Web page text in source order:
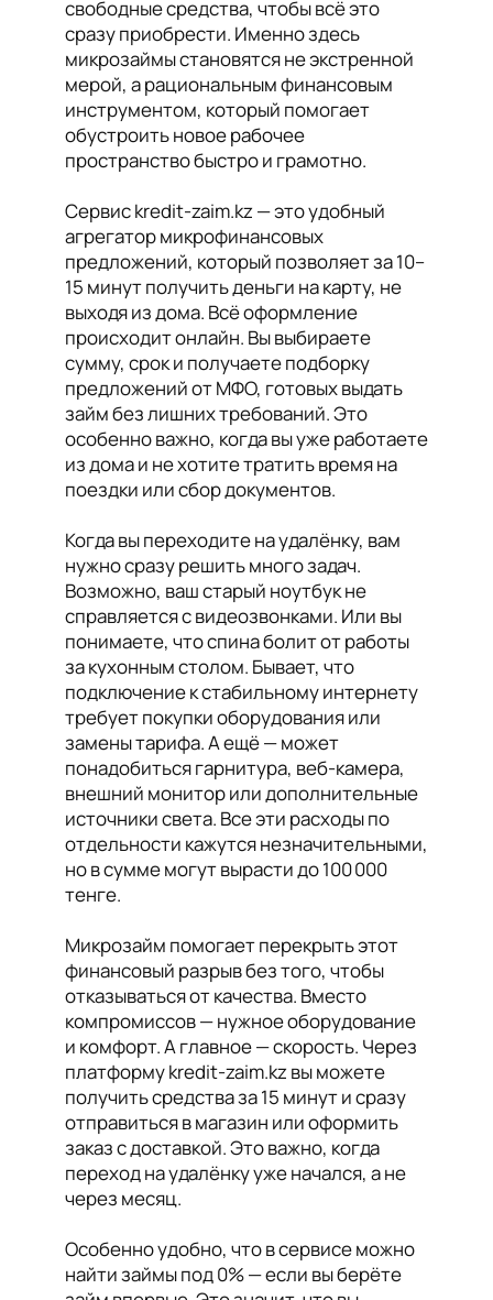
свободные средства, чтобы всё это
сразу приобрести. Именно здесь
микрозаймы становятся не экстренной
мерой, а рациональным финансовым
инструментом, который помогает
обустроить новое рабочее
пространство быстро и грамотно.
Сервис kredit-zaim.kz — это удобный
агрегатор микрофинансовых
предложений, который позволяет за 10–
15 минут получить деньги на карту, не
выходя из дома. Всё оформление
происходит онлайн. Вы выбираете
сумму, срок и получаете подборку
предложений от МФО, готовых выдать
займ без лишних требований. Это
особенно важно, когда вы уже работаете
из дома и не хотите тратить время на
поездки или сбор документов.
Когда вы переходите на удалёнку, вам
нужно сразу решить много задач.
Возможно, ваш старый ноутбук не
справляется с видеозвонками. Или вы
понимаете, что спина болит от работы
за кухонным столом. Бывает, что
подключение к стабильному интернету
требует покупки оборудования или
замены тарифа. А ещё — может
понадобиться гарнитура, веб-камера,
внешний монитор или дополнительные
источники света. Все эти расходы по
отдельности кажутся незначительными,
но в сумме могут вырасти до 100 000
тенге.
Микрозайм помогает перекрыть этот
финансовый разрыв без того, чтобы
отказываться от качества. Вместо
компромиссов — нужное оборудование
и комфорт. А главное — скорость. Через
платформу kredit-zaim.kz вы можете
получить средства за 15 минут и сразу
отправиться в магазин или оформить
заказ с доставкой. Это важно, когда
переход на удалёнку уже начался, а не
через месяц.
Особенно удобно, что в сервисе можно
найти займы под 0% — если вы берёте